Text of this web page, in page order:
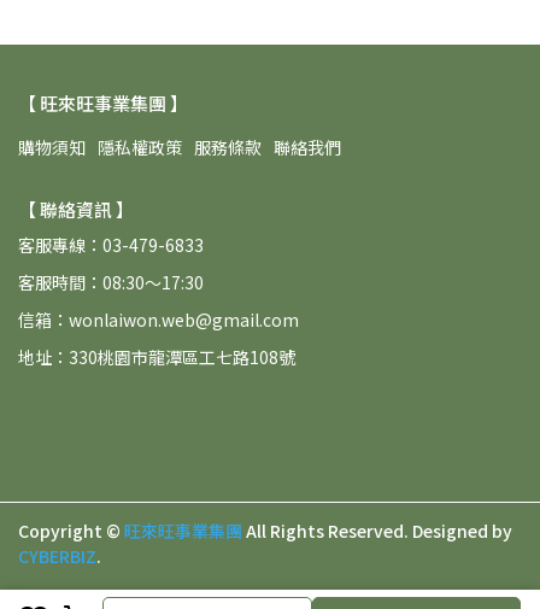
【 旺來旺事業集團 】
購物須知 隱私權政策 服務條款 聯絡我們
【 聯絡資訊 】
客服專線：03-479-6833
客服時間：08:30～17:30
信箱：wonlaiwon.web@gmail.com
地址：330桃園市龍潭區工七路108號
Copyright © 旺來旺事業集團 All Rights Reserved. Designed by
CYBERBIZ.